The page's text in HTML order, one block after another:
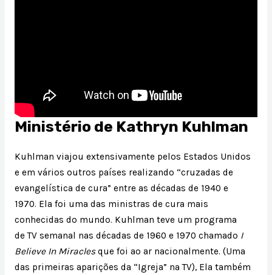
Ministério de Kathryn Kuhlman
Kuhlman viajou extensivamente pelos Estados Unidos
e em vários outros países realizando “cruzadas de
evangelística de cura” entre as décadas de 1940 e
1970. Ela foi uma das ministras de cura mais
conhecidas do mundo. Kuhlman teve um programa
de TV semanal nas décadas de 1960 e 1970 chamado I
Believe In Miraclesque foi ao ar nacionalmente. (Uma
das primeiras aparições da “Igreja” na TV), Ela também